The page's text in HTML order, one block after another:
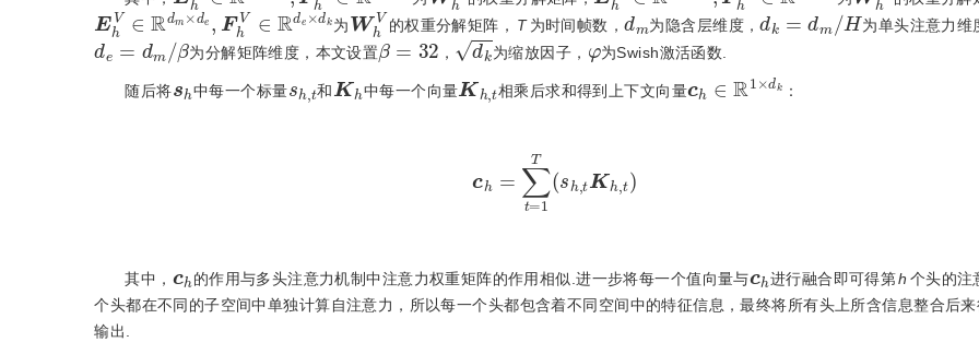
EhV∈Rd m× de,F V∈ Rd e×dk
为
WhV
的权重分解矩阵， T 为时间帧数，
dm
为隐含层维度，
dk m H
为单头注意力维
d e= m β
为分解矩阵维度，本文设置
β=32
，
dk
为缩放因子，
φ
为Swish激活函数.
随后将 中每一个标量
t
和
Kh
中每一个向量
Kh
相乘后求和得到上下文向量
R1 ×d
：
=1
其中， 的作用与多头注意力机制中注意力权重矩阵的作用相似.进一步将每一个值向量与 进行融合即可得第h 个头的注
个头都在不同的子空间中单独计算自注意力，所以每一个头都包含着不同空间中的特征信息，最终将所有头上所含信息整合后
输出.